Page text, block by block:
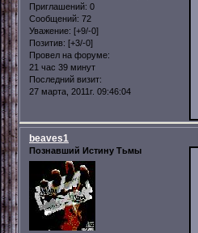
Приглашений: 0
Сообщений: 72
Уважение: [+9/-0]
Позитив: [+3/-0]
Провел на форуме:
21 час 39 минут
Последний визит:
27 марта, 2011г. 09:46:04
beaves1
Познавший Истину Тьмы